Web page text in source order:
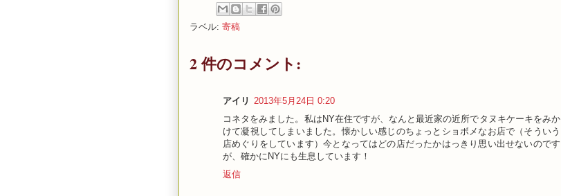
ラベル: 寄稿
2 件のコメント:
アイリ 2013年5月24日 0:20
コネタをみました。私はNY在住ですが、なんと最近家の近所でタヌキケーキをみか
けて凝視してしまいました。懐かしい感じのちょっとショボメなお店で（そういう
店めぐりをしています）今となってはどの店だったかはっきり思い出せないのです
が、確かにNYにも生息しています！
返信